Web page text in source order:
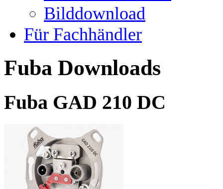
Bilddownload
Für Fachhändler
Fuba Downloads
Fuba GAD 210 DC